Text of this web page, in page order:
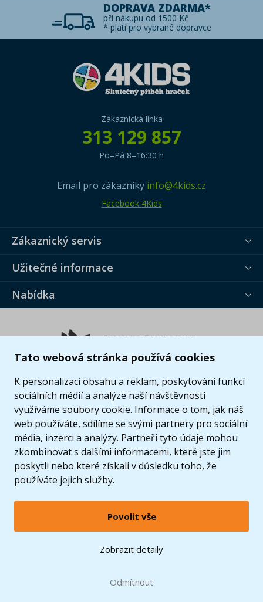
Tato webová stránka používá cookies
K personalizaci obsahu a reklam, poskytování funkcí
sociálních médií a analýze naší návštěvnosti
využíváme soubory cookie. Informace o tom, jak náš
web používáte, sdílíme se svými partnery pro sociální
média, inzerci a analýzy. Partneři tyto údaje mohou
zkombinovat s dalšími informacemi, které jste jim
poskytli nebo které získali v důsledku toho, že
používáte jejich služby.
Povolit vše
Zobrazit detaily
Odmítnout
DOPRAVA ZDARMA*
při nákupu od 1500 Kč
* platí pro vybrané dopravce
Zákaznická linka
313 129 857
Po–Pá 8–16:30 h
Email pro zákazníky info@4kids.cz
Facebook 4Kids
Zákaznický servis
Užitečné informace
Nabídka
© 2005 - 2026 Copyright 4kids.cz
LEGO, logo LEGO a minifigurka jsou ochrannými známkami společnosti LEGO Group. ©
2024 The LEGO Group.
Zobrazit verzi pro desktop
při nákupu od